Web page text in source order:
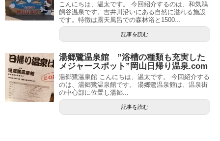
こんにちは、温太です。 今回紹介するのは、和気鵜
飼谷温泉です。吉井川沿いにある自然に溢れる施設
です。特徴は露天風呂での森林浴と1500...
記事を読む
湯郷鷺温泉館 ”浴槽の種類も充実した
メジャースポット”岡山日帰り温泉.com
湯郷鷺温泉館 こんにちは、温太です。 今回紹介する
のは、湯郷鷺温泉館です。 湯郷鷺温泉館は、温泉街
の中心部に位置し湯郷...
記事を読む